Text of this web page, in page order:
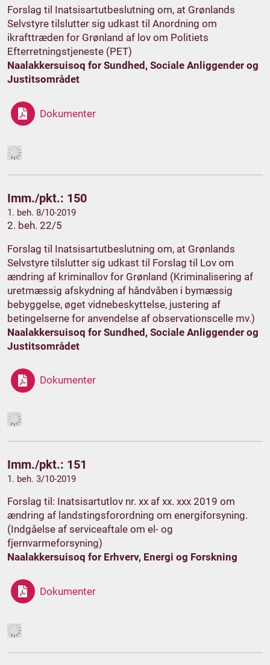
Forslag til Inatsisartutbeslutning om, at Grønlands
Selvstyre tilslutter sig udkast til Anordning om
ikrafttræden for Grønland af lov om Politiets
Efterretningstjeneste (PET)
Naalakkersuisoq for Sundhed, Sociale Anliggender og
Justitsområdet
Dokumenter
Imm./pkt.: 150
1. beh. 8/10-2019
2. beh. 22/5
Forslag til Inatsisartutbeslutning om, at Grønlands
Selvstyre tilslutter sig udkast til Forslag til Lov om
ændring af kriminallov for Grønland (Kriminalisering af
uretmæssig afskydning af håndvåben i bymæssig
bebyggelse, øget vidnebeskyttelse, justering af
betingelserne for anvendelse af observationscelle mv.)
Naalakkersuisoq for Sundhed, Sociale Anliggender og
Justitsområdet
Dokumenter
Imm./pkt.: 151
1. beh. 3/10-2019
Forslag til: Inatsisartutlov nr. xx af xx. xxx 2019 om
ændring af landstingsforordning om energiforsyning.
(Indgåelse af serviceaftale om el- og
fjernvarmeforsyning)
Naalakkersuisoq for Erhverv, Energi og Forskning
Dokumenter